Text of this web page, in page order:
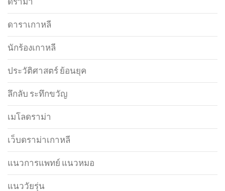
ดาราเกาหลี
นักร้องเกาหลี
ประวัติศาสตร์ ย้อนยุค
ลึกลับ ระทึกขวัญ
เมโลดราม่า
เว็บดราม่าเกาหลี
แนวการแพทย์ แนวหมอ
แนววัยรุ่น